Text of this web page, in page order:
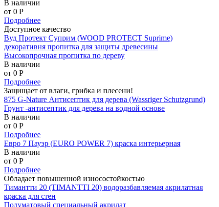
В наличии
от 0 P
Подробнее
Доступное качество
Вуд Протект Суприм (WOOD PROTECT Suprime)
декоративня пропитка для защиты древесины
Высокопрочная пропитка по дереву
В наличии
от 0 P
Подробнее
Защищает от влаги, грибка и плесени!
875 G-Nature Антисептик для дерева (Wassriger Schutzgrund)
Грунт -антисептик для дерева на водной основе
В наличии
от 0 P
Подробнее
Евро 7 Пауэр (EURO POWER 7) краска интерьерная
В наличии
от 0 P
Подробнее
Обладает повышенной износостойкостью
Тимантти 20 (TIMANTTI 20) водоразбавляемая акрилатная
краска для стен
Полуматовый специальный акрилат